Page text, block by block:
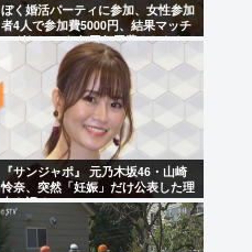
ぼく婚活パーティに参加、女性参加
者4人で参加費5000円、結果マッチ
ングなし これ何回何円費やしたら
結婚できるんだろう…
『サンジャポ』 元乃木坂46・山崎
怜奈、突然「妊娠」だけ公表した理
由を語る